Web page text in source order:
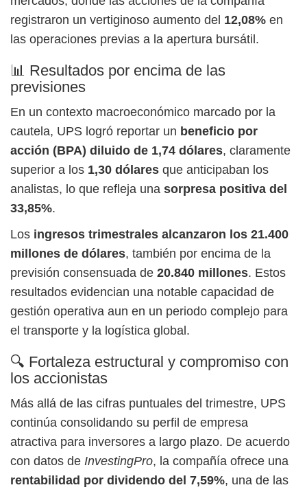
registraron un vertiginoso aumento del 12,08% en
las operaciones previas a la apertura bursátil.
📊 Resultados por encima de las
previsiones
En un contexto macroeconómico marcado por la
cautela, UPS logró reportar un beneficio por
acción (BPA) diluido de 1,74 dólares, claramente
superior a los 1,30 dólares que anticipaban los
analistas, lo que refleja una sorpresa positiva del
33,85%.
Los ingresos trimestrales alcanzaron los 21.400
millones de dólares, también por encima de la
previsión consensuada de 20.840 millones. Estos
resultados evidencian una notable capacidad de
gestión operativa aun en un periodo complejo para
el transporte y la logística global.
🔍 Fortaleza estructural y compromiso con
los accionistas
Más allá de las cifras puntuales del trimestre, UPS
continúa consolidando su perfil de empresa
atractiva para inversores a largo plazo. De acuerdo
con datos de InvestingPro, la compañía ofrece una
rentabilidad por dividendo del 7,59%, una de las